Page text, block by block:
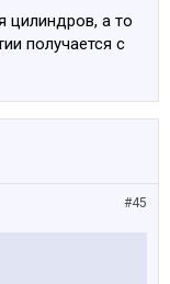
а то
получается с
#45